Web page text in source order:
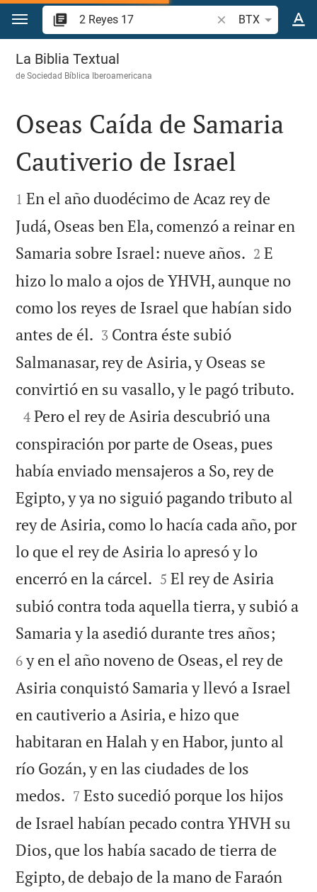
Ir a un contenido
Buscar versículo
BTX
2 Reyes 17
La Biblia Textual
deSociedad Bíblica Iberoamericana

Oseas Caída de Samaria
Cautiverio de Israel

1 En el año duodécimo de Acaz rey de
Judá, Oseas ben Ela, comenzó a reinar en
Samaria sobre Israel: nueve años. 

2 E
hizo lo malo a ojos de YHVH, aunque no
como los reyes de Israel que habían sido
antes de él. 

3 Contra éste subió
Salmanasar, rey de Asiria, y Oseas se
convirtió en su vasallo, y le pagó tributo.

4 Pero el rey de Asiria descubrió una
conspiración por parte de Oseas, pues
había enviado mensajeros a So, rey de
Egipto, y ya no siguió pagando tributo al
rey de Asiria, como lo hacía cada año, por
lo que el rey de Asiria lo apresó y lo
encerró en la cárcel. 

5 El rey de Asiria
subió contra toda aquella tierra, y subió a
Samaria y la asedió durante tres años;
6 y en el año noveno de Oseas, el rey de
Asiria conquistó Samaria y llevó a Israel
en cautiverio a Asiria, e hizo que
habitaran en Halah y en Habor, junto al
río Gozán, y en las ciudades de los
medos. 

7 Esto sucedió porque los hijos
de Israel habían pecado contra YHVH su
Dios, que los había sacado de tierra de
Egipto, de debajo de la mano de Faraón